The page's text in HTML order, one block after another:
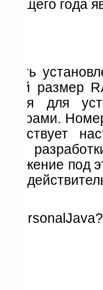
года
быть
размер
для
под